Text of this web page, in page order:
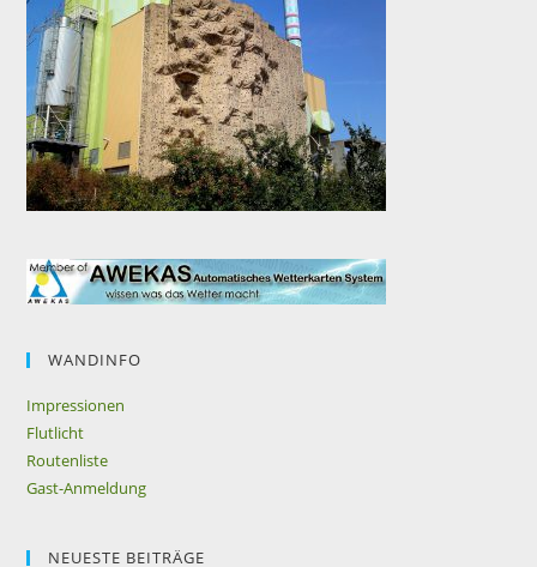
WANDINFO
Impressionen
Flutlicht
Routenliste
Gast-Anmeldung
NEUESTE BEITRÄGE